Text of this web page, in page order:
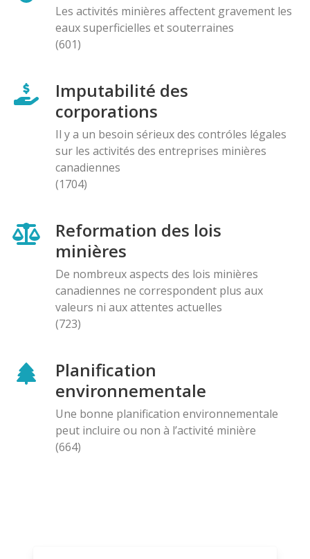
Les activités minières affectent gravement les
eaux superficielles et souterraines
(601)
Imputabilité des
corporations
Il y a un besoin sérieux des contróles légales
sur les activités des entreprises minières
canadiennes
(1704)
Reformation des lois
minières
De nombreux aspects des lois minières
canadiennes ne correspondent plus aux
valeurs ni aux attentes actuelles
(723)
Planification
environnementale
Une bonne planification environnementale
peut incluire ou non à l’activité minière
(664)